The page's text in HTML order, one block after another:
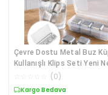
Çevre Dostu Metal Buz
Kullanışlı Klips Seti Yeni
(0)
Kargo Bedava